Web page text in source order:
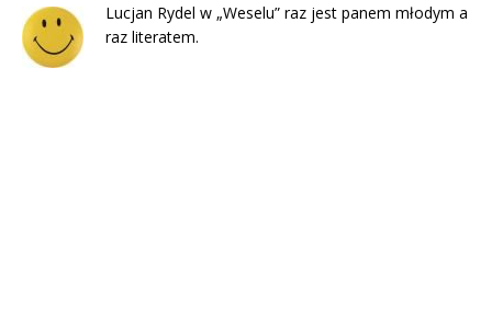
Lucjan Rydel w „Weselu” raz jest panem młodym a
raz literatem.